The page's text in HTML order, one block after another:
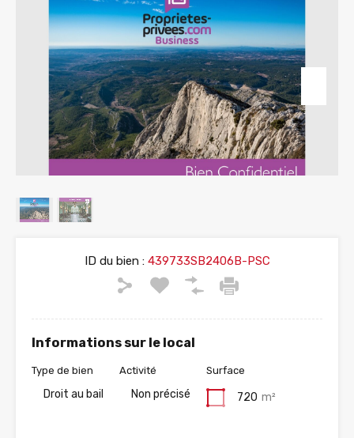
ID du bien :439733SB2406B-PSC
Informations sur le local
Type de bien
Droit au bail
Activité
Non précisé
Surface
720 m²